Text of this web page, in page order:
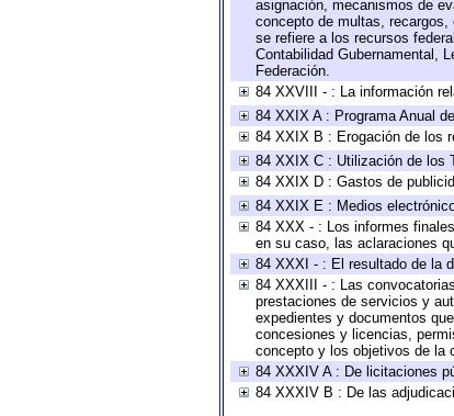
asignación, mecanismos de
concepto de multas,
se refiere a los recursos
Contabilidad Gubernamental,
Federación.
84 XXVIII - : La información
84 XXIX A : Programa Anual
84 XXIX B : Erogación de los
84 XXIX C : Utilización de los
84 XXIX D : Gastos de
84 XXIX E : Medios
84 XXX - : Los informes
en su caso, las aclaraciones
84 XXXI - : El resultado de la
84 XXXIII - : Las
prestaciones de servicios y
expedientes y documentos
concesiones y licencias,
concepto y los objetivos de la
84 XXXIV A : De licitaciones
84 XXXIV B : De las